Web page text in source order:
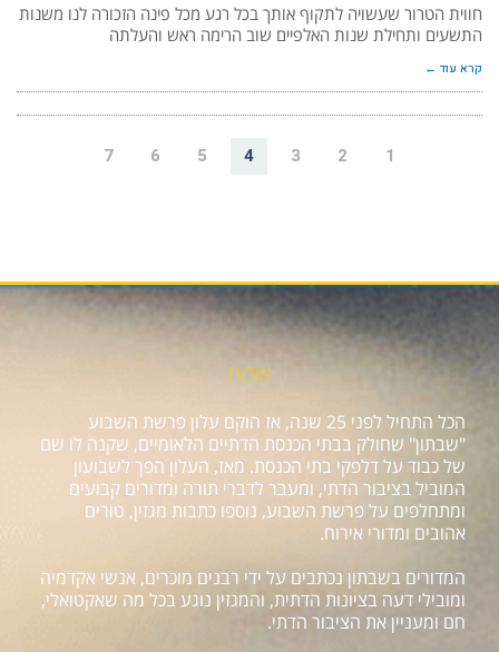
חווית הטרור שעשויה לתקוף אותך בכל רגע מכל פינה הזכורה לנו משנות
התשעים ותחילת שנות האלפיים שוב הרימה ראש והעלתה
קרא עוד ←
1
2
3
4
5
6
7
אודות
הכל התחיל לפני 25 שנה, אז הוקם עלון פרשת השבוע
"שבתון" שחולק בבתי הכנסת הדתיים הלאומיים, שקנה לו שם
של כבוד על דלפקי בתי הכנסת. מאז, העלון הפך לשבועון
המוביל בציבור הדתי, ומעבר לדברי תורה ומדורים קבועים
ומתחלפים על פרשת השבוע, נוספו כתבות מגזין, טורים
אהובים ומדורי אירוח.
המדורים בשבתון נכתבים על ידי רבנים מוכרים, אנשי אקדמיה
ומובילי דעה בציונות הדתית, והמגזין נוגע בכל מה שאקטואלי,
חם ומעניין את הציבור הדתי.